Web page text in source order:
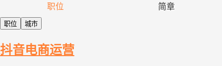
职位 简章
职位 城市
抖音电商运营